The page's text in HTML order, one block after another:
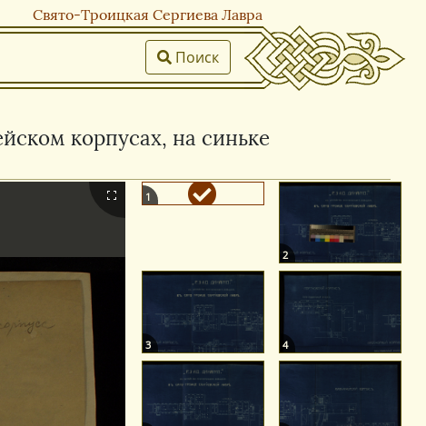
Свято-Троицкая Сергиева Лавра
Поиск
корпусах, на синьке
1
2
3 4